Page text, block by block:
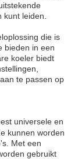
leiden.
die is
bieden in een
koeler biedt
te passen op
universele en
kunnen worden
Met een
gebruikt